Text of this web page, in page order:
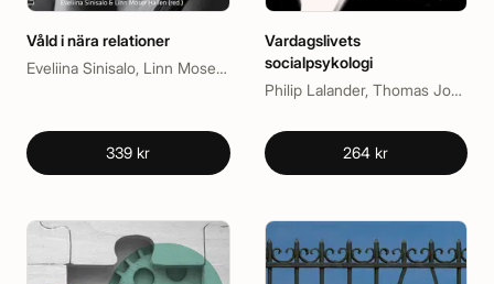
Våld i nära relationer
Eveliina Sinisalo, Linn Moser Hällen
339 kr
Vardagslivets
socialpsykologi
Philip Lalander, Thomas Johansson
264 kr